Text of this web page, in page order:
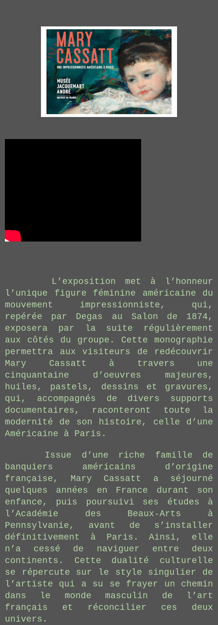
L’exposition met à l’honneur
l’unique figure féminine américaine du
mouvement impressionniste, qui,
repérée par Degas au Salon de 1874,
exposera par la suite régulièrement
aux côtés du groupe. Cette monographie
permettra aux visiteurs de redécouvrir
Mary Cassatt à travers une
cinquantaine d’oeuvres majeures,
huiles, pastels, dessins et gravures,
qui, accompagnés de divers supports
documentaires, raconteront toute la
modernité de son histoire, celle d’une
Américaine à Paris.
Issue d’une riche famille de
banquiers américains d’origine
française, Mary Cassatt a séjourné
quelques années en France durant son
enfance, puis poursuivi ses études à
l’Académie des Beaux-Arts à
Pennsylvanie, avant de s’installer
définitivement à Paris. Ainsi, elle
n’a cessé de naviguer entre deux
continents. Cette dualité culturelle
se répercute sur le style singulier de
l’artiste qui a su se frayer un chemin
dans le monde masculin de l’art
français et réconcilier ces deux
univers.